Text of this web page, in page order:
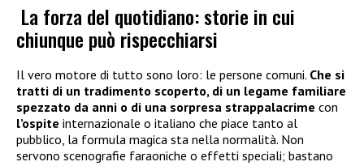
La forza del quotidiano: storie in cui
chiunque può rispecchiarsi
Il vero motore di tutto sono loro: le persone comuni. Che si
tratti di un tradimento scoperto, di un legame familiare
spezzato da anni o di una sorpresa strappalacrime con
l’ospite internazionale o italiano che piace tanto al
pubblico, la formula magica sta nella normalità. Non
servono scenografie faraoniche o effetti speciali; bastano